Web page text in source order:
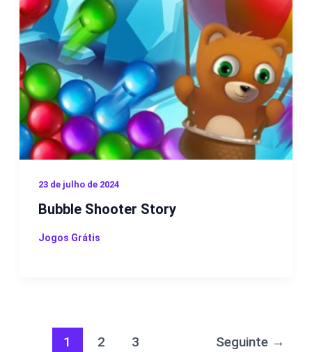
23 de julho de 2024
Bubble Shooter Story
Jogos Grátis
1 2 3 Seguinte →